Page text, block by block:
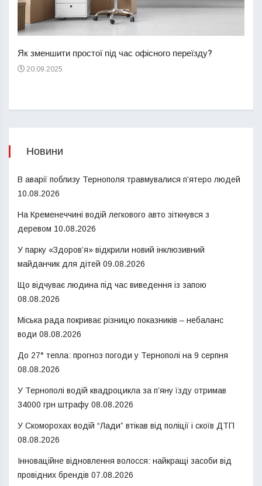
Як зменшити простої під час офісного переїзду?
20.09.2025
Новини
В аварії поблизу Тернополя травмувалися п’ятеро людей
10.08.2026
На Кременеччині водій легкового авто зіткнувся з
деревом 10.08.2026
У парку «Здоров’я» відкрили новий інклюзивний
майданчик для дітей 09.08.2026
Що відчуває людина під час виведення із запою
08.08.2026
Міська рада покриває різницю показників – небаланс
води 08.08.2026
До 27° тепла: прогноз погоди у Тернополі на 9 серпня
08.08.2026
У Тернополі водій квадроцикла за п’яну їзду отримав
34000 грн штрафу 08.08.2026
У Скоморохах водій “Лади” втікав від поліції і скоїв ДТП
08.08.2026
Інноваційне відновлення волосся: найкращі засоби від
провідних брендів 07.08.2026